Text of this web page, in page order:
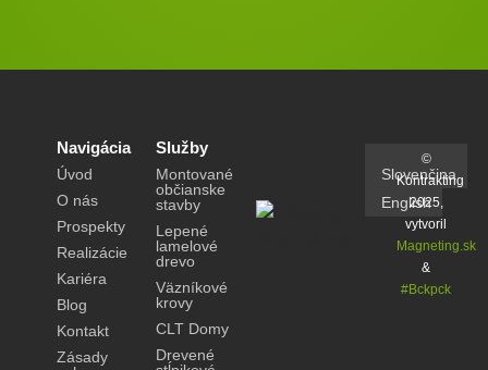
Navigácia
Úvod
O nás
Prospekty
Realizácie
Kariéra
Blog
Kontakt
Zásady
Služby
Montované
občianske
stavby
Lepené
lamelové
drevo
Väzníkové
krovy
CLT Domy
Drevené
Slovenčina
English
©
Kontrakting
2025,
vytvoril
Magneting.sk
&
#Bckpck